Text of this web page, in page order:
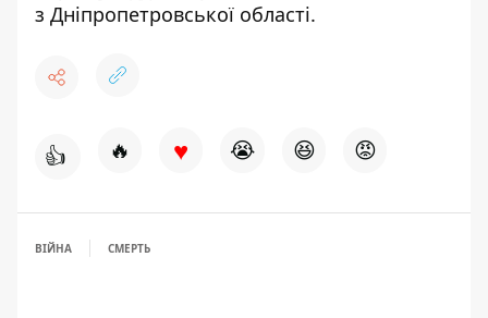
з Дніпропетровської області.
👍 🔥 ♥ 😭 😆 😡
ВІЙНА СМЕРТЬ